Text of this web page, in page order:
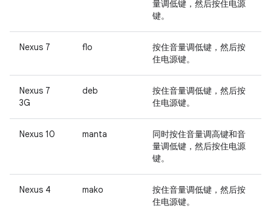
量调低键，然后按住电源
键。
Nexus 7 flo 按住音量调低键 ，然后按
住电源键。
Nexus 7
3G
deb 按住音量调低键 ，然后按
住电源键。
Nexus 10 manta
同时按住音量调高键和音
量调低键，然后按住电源
键。
Nexus 4 mako 按住音量调低键 ，然后按
住电源键。